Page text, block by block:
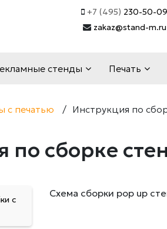
+7 (495) 230-50-09
zakaz@stand-m.ru
стенды Печать
с печатью / Инструкция по
по сборке
Схема сборки pop up
с